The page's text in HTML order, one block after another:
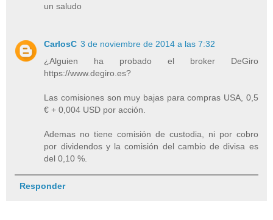
un saludo
CarlosC 3 de noviembre de 2014 a las 7:32
¿Alguien ha probado el broker DeGiro
https://www.degiro.es?
Las comisiones son muy bajas para compras USA, 0,5
€ + 0,004 USD por acción.
Ademas no tiene comisión de custodia, ni por cobro
por dividendos y la comisión del cambio de divisa es
del 0,10 %.
Responder